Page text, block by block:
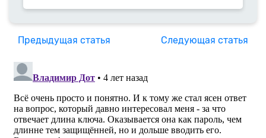
Предыдущая статья Следующая статья